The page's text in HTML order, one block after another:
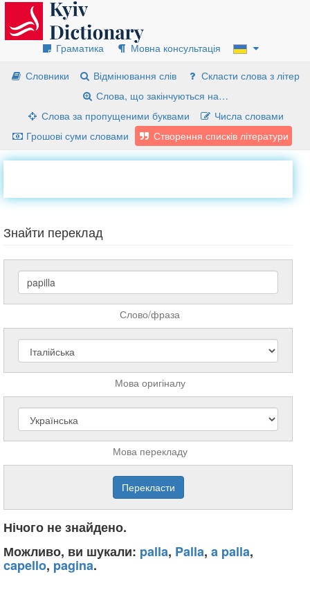
Граматика
Мовна консультація
Словники
Відмінювання слів
Скласти слова з літер
Слова, що закінчуються на…
Слова за пропущеними буквами
Числа словами
Грошові суми словами
Створення списків літератури
Знайти переклад
Слово/фраза
Мова оригіналу
Мова перекладу
Нічого не знайдено.
Можливо, ви шукали: palla, Palla, a palla,
capello, pagina.